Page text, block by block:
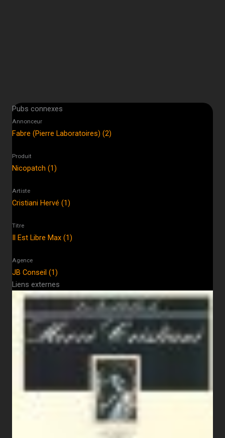
Pubs connexes
Annonceur
Fabre (Pierre Laboratoires) (2)
Produit
Nicopatch (1)
Artiste
Cristiani Hervé (1)
Titre
Il Est Libre Max (1)
Agence
JB Conseil (1)
Liens externes